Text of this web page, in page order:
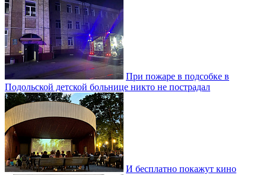
При пожаре в подсобке в
Подольской детской больнице никто не пострадал
И бесплатно покажут кино